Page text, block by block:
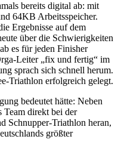
bereits digital ab: mit
64KB Arbeitsspeicher.
Ergebnisse auf dem
über die Schwierigkeiten
es für jeden Finisher
Leiter „fix und fertig“ im
sprach sich schnell herum.
Triathlon erfolgreich gelegt.
bedeutet hätte: Neben
Team direkt bei der
Schnupper-Triathlon heran,
größter